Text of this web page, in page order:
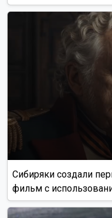
Сибиряки создали
фильм с